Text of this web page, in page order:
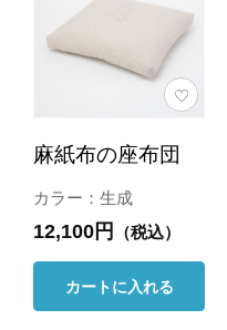
麻紙布の座布団
カラー：生成
12,100円 （税込）
カートに入れる